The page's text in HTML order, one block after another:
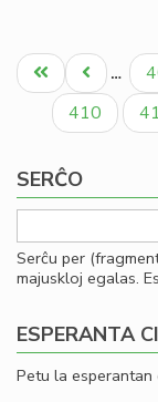
Pagination
Unua
paĝo
Antaŭa
paĝo
…
Paĝo
410
SERĈO
Serĉu per
majuskloj egalas.
ESPERANTA
Petu la